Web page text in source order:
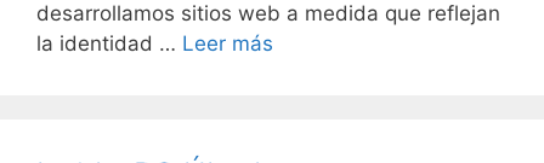
desarrollamos sitios web a medida que reflejan
la identidad … Leer más